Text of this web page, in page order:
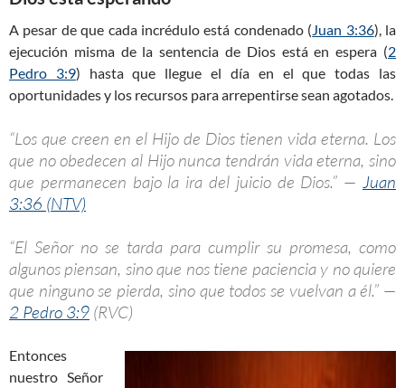
A pesar de que cada incrédulo está condenado (Juan 3:36), la
ejecución misma de la sentencia de Dios está en espera (2
Pedro 3:9) hasta que llegue el día en el que todas las
oportunidades y los recursos para arrepentirse sean agotados.
“Los que creen en el Hijo de Dios tienen vida eterna. Los
que no obedecen al Hijo nunca tendrán vida eterna, sino
que permanecen bajo la ira del juicio de Dios.” — Juan
3:36 (NTV)
“El Señor no se tarda para cumplir su promesa, como
algunos piensan, sino que nos tiene paciencia y no quiere
que ninguno se pierda, sino que todos se vuelvan a él.” —
2 Pedro 3:9 (RVC)
Entonces
nuestro Señor